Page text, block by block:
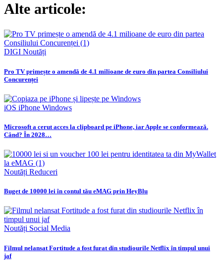
Alte articole:
DIGI Noutăți
Pro TV primește o amendă de 4.1 milioane de euro din partea Consiliului
Concurenței
iOS iPhone Windows
Microsoft a cerut acces la clipboard pe iPhone, iar Apple se conformează.
Când? În 2028…
Noutăți Reduceri
Buget de 10000 lei în contul tău eMAG prin HeyBlu
Noutăți Social Media
Filmul nelansat Fortitude a fost furat din studiourile Netflix în timpul unui
jaf